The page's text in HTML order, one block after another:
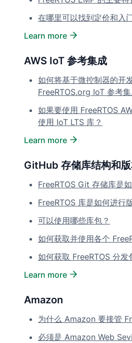
在哪里可以找到定价和入
Learn more
AWS IoT 参考集成
如何将基于微控制器的开
FreeRTOS.org IoT 参考集
如果要使用 FreeRTOS
使用 IoT LTS 库？
Learn more
GitHub 存储库结构和版
FreeRTOS Git 存储库是
FreeRTOS 库是如何进行
可以使用哪些库包？
如何获取并使用各个
如何获取 FreeRTOS 分发
Learn more
Amazon
为什么 Amazon 要接管
必须是 Amazon Web